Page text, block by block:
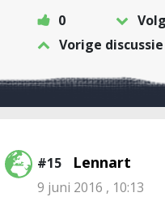
0
Vorige discussie
#15 Lennart
9 juni 2016 , 10:13